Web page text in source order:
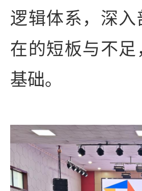
逻辑体系，深
在的短板与不
基础。